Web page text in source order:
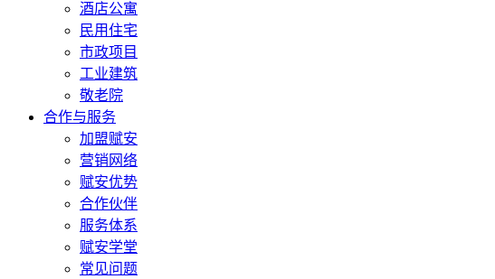
酒店公寓
民用住宅
市政项目
工业建筑
敬老院
合作与服务
加盟赋安
营销网络
赋安优势
合作伙伴
服务体系
赋安学堂
常见问题